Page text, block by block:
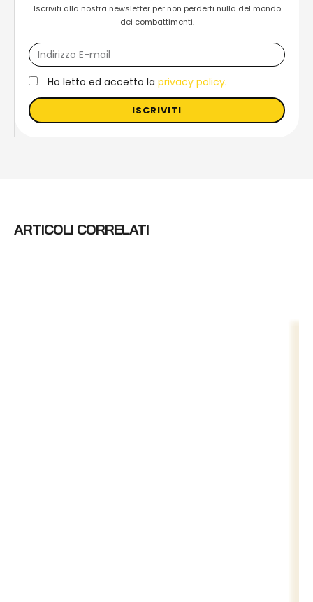
Iscriviti alla nostra newsletter per non perderti nulla del mondo
dei combattimenti.
Ho letto ed accetto la privacy policy.
ISCRIVITI
ARTICOLI CORRELATI